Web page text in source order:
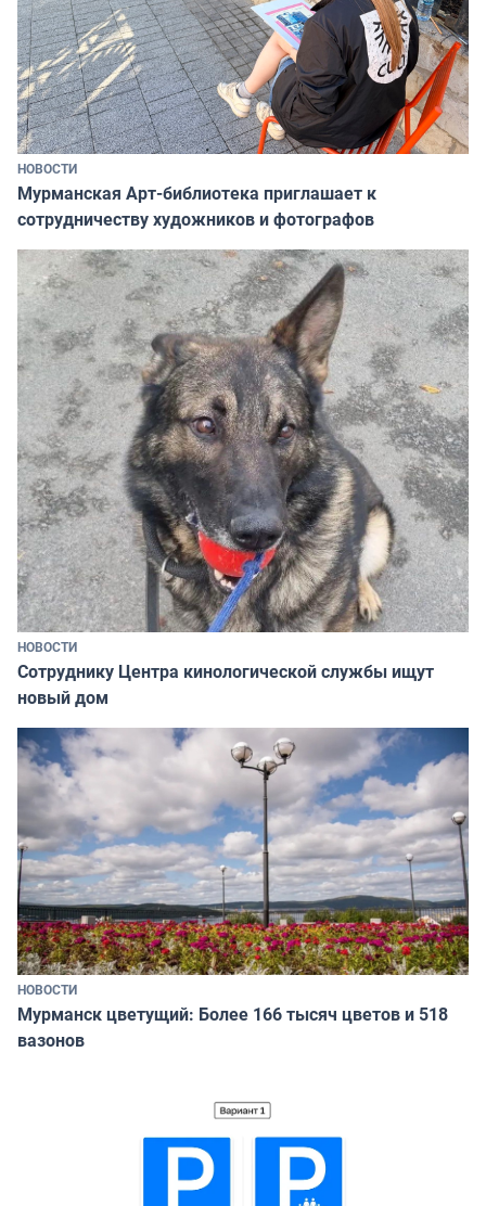
НОВОСТИ
Мурманская Арт-библиотека приглашает к
сотрудничеству художников и фотографов
НОВОСТИ
Сотруднику Центра кинологической службы ищут
новый дом
НОВОСТИ
Мурманск цветущий: Более 166 тысяч цветов и 518
вазонов